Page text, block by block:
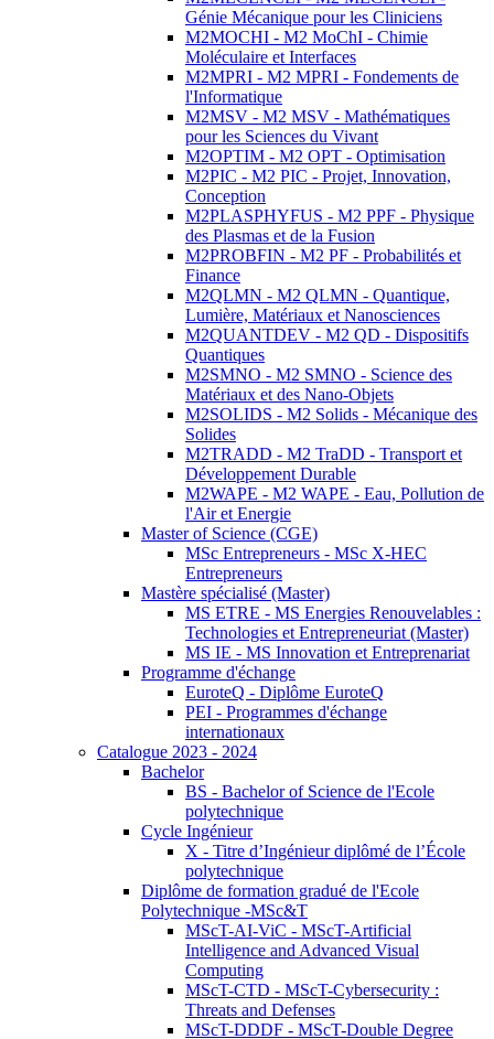
Génie Mécanique pour les Cliniciens
M2MOCHI - M2 MoChI - Chimie
Moléculaire et Interfaces
M2MPRI - M2 MPRI - Fondements de
l'Informatique
M2MSV - M2 MSV - Mathématiques
pour les Sciences du Vivant
M2OPTIM - M2 OPT - Optimisation
M2PIC - M2 PIC - Projet, Innovation,
Conception
M2PLASPHYFUS - M2 PPF - Physique
des Plasmas et de la Fusion
M2PROBFIN - M2 PF - Probabilités et
Finance
M2QLMN - M2 QLMN - Quantique,
Lumière, Matériaux et Nanosciences
M2QUANTDEV - M2 QD - Dispositifs
Quantiques
M2SMNO - M2 SMNO - Science des
Matériaux et des Nano-Objets
M2SOLIDS - M2 Solids - Mécanique des
Solides
M2TRADD - M2 TraDD - Transport et
Développement Durable
M2WAPE - M2 WAPE - Eau, Pollution de
l'Air et Energie
Master of Science (CGE)
MSc Entrepreneurs - MSc X-HEC
Entrepreneurs
Mastère spécialisé (Master)
MS ETRE - MS Energies Renouvelables :
Technologies et Entrepreneuriat (Master)
MS IE - MS Innovation et Entreprenariat
Programme d'échange
EuroteQ - Diplôme EuroteQ
PEI - Programmes d'échange
internationaux
Catalogue 2023 - 2024
Bachelor
BS - Bachelor of Science de l'Ecole
polytechnique
Cycle Ingénieur
X - Titre d’Ingénieur diplômé de l’École
polytechnique
Diplôme de formation gradué de l'Ecole
Polytechnique -MSc&T
MScT-AI-ViC - MScT-Artificial
Intelligence and Advanced Visual
Computing
MScT-CTD - MScT-Cybersecurity :
Threats and Defenses
MScT-DDDF - MScT-Double Degree